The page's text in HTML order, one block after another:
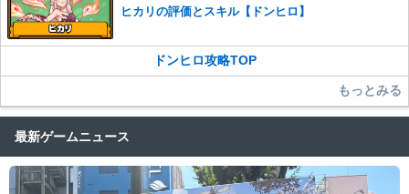
ヒカリの評価とスキル【ドンヒロ】
ドンヒロ攻略TOP
もっとみる
最新ゲームニュース